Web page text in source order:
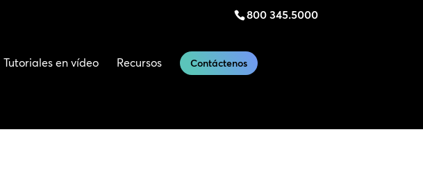
800 345.5000
Tutoriales en vídeo Recursos Contáctenos